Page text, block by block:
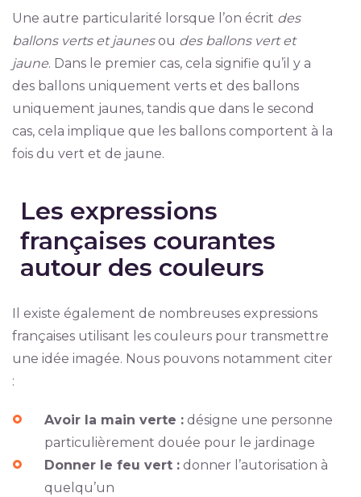
Une autre particularité lorsque l’on écrit des
ballons verts et jaunes ou des ballons vert et
jaune. Dans le premier cas, cela signifie qu’il y a
des ballons uniquement verts et des ballons
uniquement jaunes, tandis que dans le second
cas, cela implique que les ballons comportent à la
fois du vert et de jaune.
Les expressions
françaises courantes
autour des couleurs
Il existe également de nombreuses expressions
françaises utilisant les couleurs pour transmettre
une idée imagée. Nous pouvons notamment citer
:
Avoir la main verte :désigne une personne
particulièrement douée pour le jardinage
Donner le feu vert :donner l’autorisation à
quelqu’un